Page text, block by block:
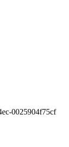
0025904f75cf